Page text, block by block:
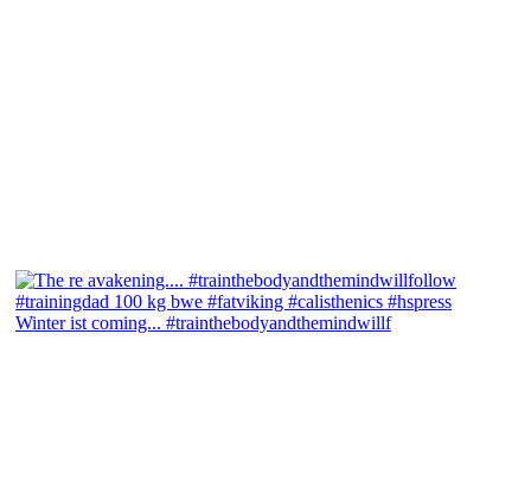
Winter ist coming... #trainthebodyandthemindwillf